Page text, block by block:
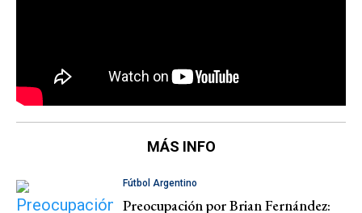
MÁS INFO
Fútbol Argentino
Preocupación por Brian Fernández: